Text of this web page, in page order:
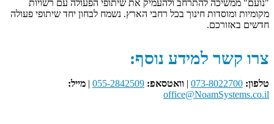
"נועם" ממשיכה להתרחב ולהעמיק את שיתופי הפעולה עם רשויות
מקומיות ומוסדות חינוך בכל רחבי הארץ. נשמח לבחון יחד שיתופי פעולה
חדשים באזורכם.
צרו קשר למידע נוסף:
טלפון: 073-8022700
| וואטסאפ: 055-2842509
| מייל:
office@NoamSystems.co.il